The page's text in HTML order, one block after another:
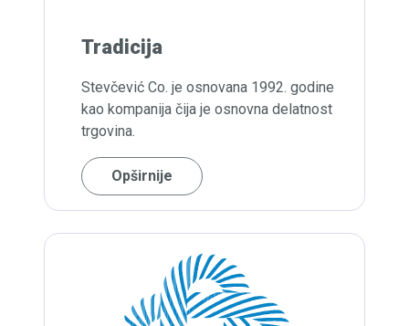
Tradicija
Stevčević Co. je osnovana 1992. godine
kao kompanija čija je osnovna delatnost
trgovina.
Opširnije